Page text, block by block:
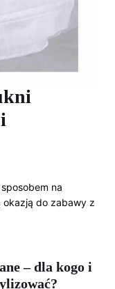
na
okazją do zabawy z
– dla kogo i